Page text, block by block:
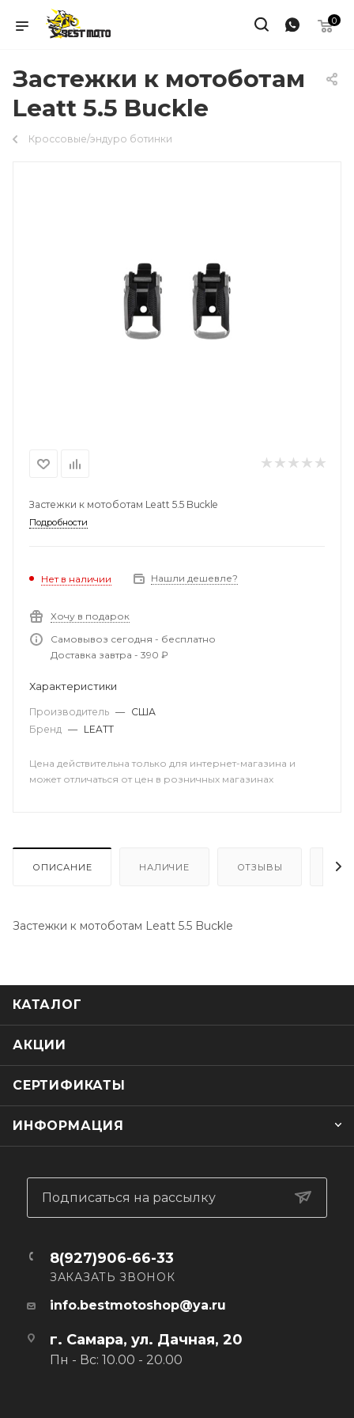
0
Застежки к мотоботам
Leatt 5.5 Buckle
Кроссовые/эндуро ботинки
Застежки к мотоботам Leatt 5.5 Buckle
Подробности
Нет в наличии Нашли дешевле?
Хочу в подарок
Самовывоз сегодня - бесплатно
Доставка завтра - 390 ₽
Характеристики
Производитель — США
Бренд — LEATT
Цена действительна только для интернет-магазина и
может отличаться от цен в розничных магазинах
ОПИСАНИЕ НАЛИЧИЕ ОТЗЫВЫ
Застежки к мотоботам Leatt 5.5 Buckle
КАТАЛОГ
АКЦИИ
СЕРТИФИКАТЫ
ИНФОРМАЦИЯ
г. Самара, ул. Дачная, 20
Пн - Вс: 10.00 - 20.00
Подписаться на рассылку
8(927)906-66-33
ЗАКАЗАТЬ ЗВОНОК
info.bestmotoshop@ya.ru